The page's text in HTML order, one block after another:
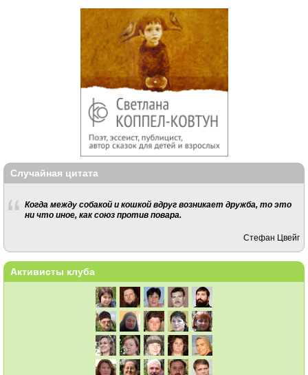
Случайная цитата
Когда между собакой и кошкой вдруг возникает дружба, то это
ни что иное, как союз против повара.
Стефан Цвейг
Активисты клуба